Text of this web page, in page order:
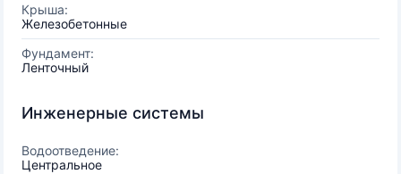
Крыша:
Железобетонные
Фундамент:
Ленточный
Инженерные системы
Водоотведение:
Центральное